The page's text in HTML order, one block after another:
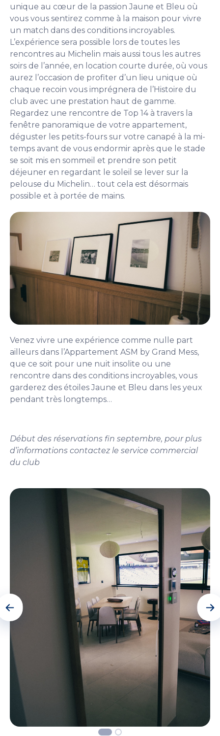
unique au cœur de la passion Jaune et Bleu où
vous vous sentirez comme à la maison pour vivre
un match dans des conditions incroyables.
L’expérience sera possible lors de toutes les
rencontres au Michelin mais aussi tous les autres
soirs de l’année, en location courte durée, où vous
aurez l’occasion de profiter d’un lieu unique où
chaque recoin vous imprégnera de l’Histoire du
club avec une prestation haut de gamme.
Regardez une rencontre de Top 14 à travers la
fenêtre panoramique de votre appartement,
déguster les petits-fours sur votre canapé à la mi-
temps avant de vous endormir après que le stade
se soit mis en sommeil et prendre son petit
déjeuner en regardant le soleil se lever sur la
pelouse du Michelin… tout cela est désormais
possible et à portée de mains.
Venez vivre une expérience comme nulle part
ailleurs dans l’Appartement ASM by Grand Mess,
que ce soit pour une nuit insolite ou une
rencontre dans des conditions incroyables, vous
garderez des étoiles Jaune et Bleu dans les yeux
pendant très longtemps…
Début des réservations fin septembre, pour plus
d’informations contactez le service commercial
du club